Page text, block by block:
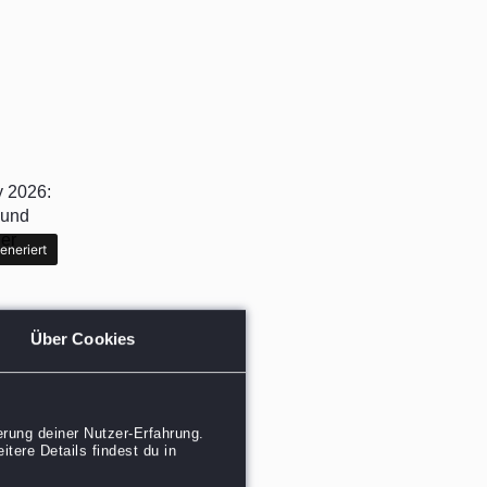
Über Cookies
deiner Nutzer-Erfahrung.
Details findest du in